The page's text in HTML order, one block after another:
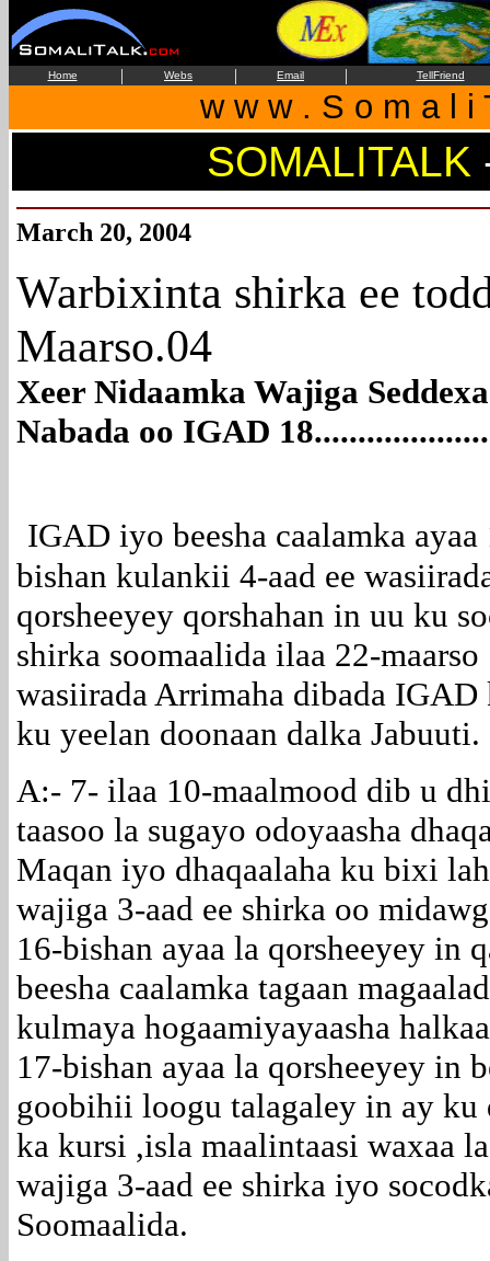
Home | Webs | Email | TellFriend
w w w . S o m a l i
SOMALITALK
March 20, 2004
Warbixinta shirka ee
Maarso.04
Xeer Nidaamka Wajiga
Nabada oo IGAD
IGAD iyo beesha caalamka ayaa
bishan kulankii 4-aad ee
qorsheeyey qorshahan in uu ku
shirka soomaalida ilaa 22-maarso
wasiirada Arrimaha dibada IGAD
ku yeelan doonaan dalka Jabuuti.
A:- 7- ilaa 10-maalmood dib u
taasoo la sugayo odoyaasha
Maqan iyo dhaqaalaha ku bixi
wajiga 3-aad ee shirka oo
16-bishan ayaa la qorsheeyey in
beesha caalamka tagaan
kulmaya hogaamiyayaasha
17-bishan ayaa la qorsheeyey in
goobihii loogu talagaley in ay ku
ka kursi ,isla maalintaasi waxaa
wajiga 3-aad ee shirka iyo
Soomaalida.